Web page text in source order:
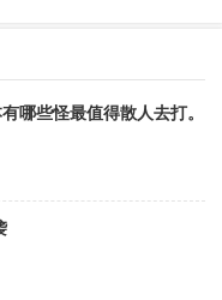
哪些怪最值得散人去打。